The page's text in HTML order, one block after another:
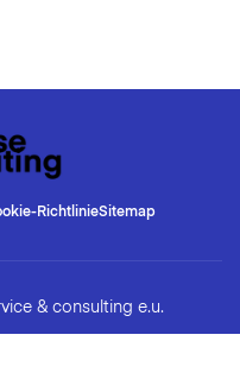
RichtlinieSitemap
& consulting e.u.